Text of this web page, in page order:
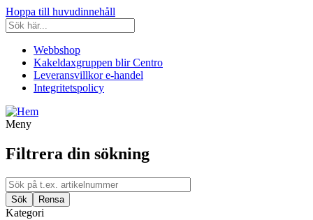
Hoppa till huvudinnehåll
Webbshop
Kakeldaxgruppen blir Centro
Leveransvillkor e-handel
Integritetspolicy
Meny
Filtrera din sökning
Kategori